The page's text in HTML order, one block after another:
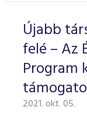
Újabb
felé – Az
Program
2021. okt. 05.